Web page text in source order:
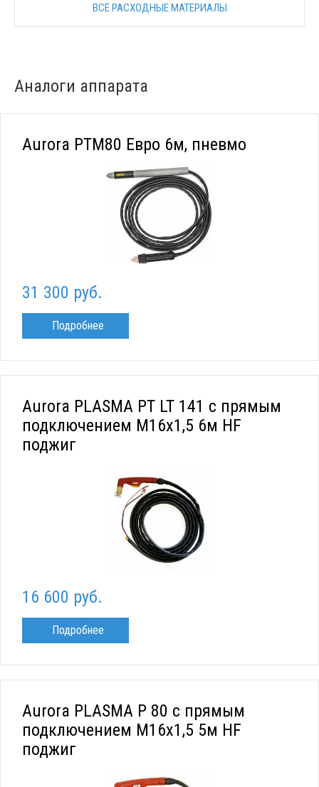
ВСЕ РАСХОДНЫЕ МАТЕРИАЛЫ
Аналоги аппарата
Aurora PTM80 Евро 6м, пневмо
31 300 руб.
Подробнее
Aurora PLASMA PT LT 141 с прямым
подключением M16x1,5 6м HF
поджиг
16 600 руб.
Подробнее
Aurora PLASMA P 80 с прямым
подключением M16x1,5 5м HF
поджиг